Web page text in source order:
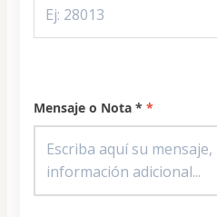
Mensaje o Nota *